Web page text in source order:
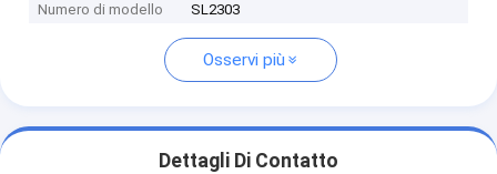
Numero di modello
SL2303
Osservi più
Dettagli Di Contatto